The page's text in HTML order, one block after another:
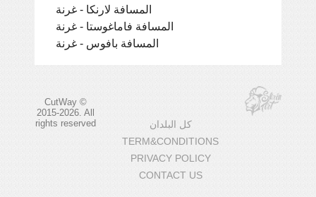
المسافة لارنكا - غرنة
المسافة فاماغوستا - غرنة
المسافة بافوس - غرنة
CutWay ©
2015-2026. All
rights reserved
كل البلدان
TERM&CONDITIONS
PRIVACY POLICY
CONTACT US